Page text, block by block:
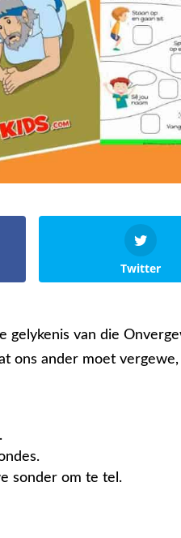
Twitter
gelykenis van die
ons ander moet
sonder om te tel.